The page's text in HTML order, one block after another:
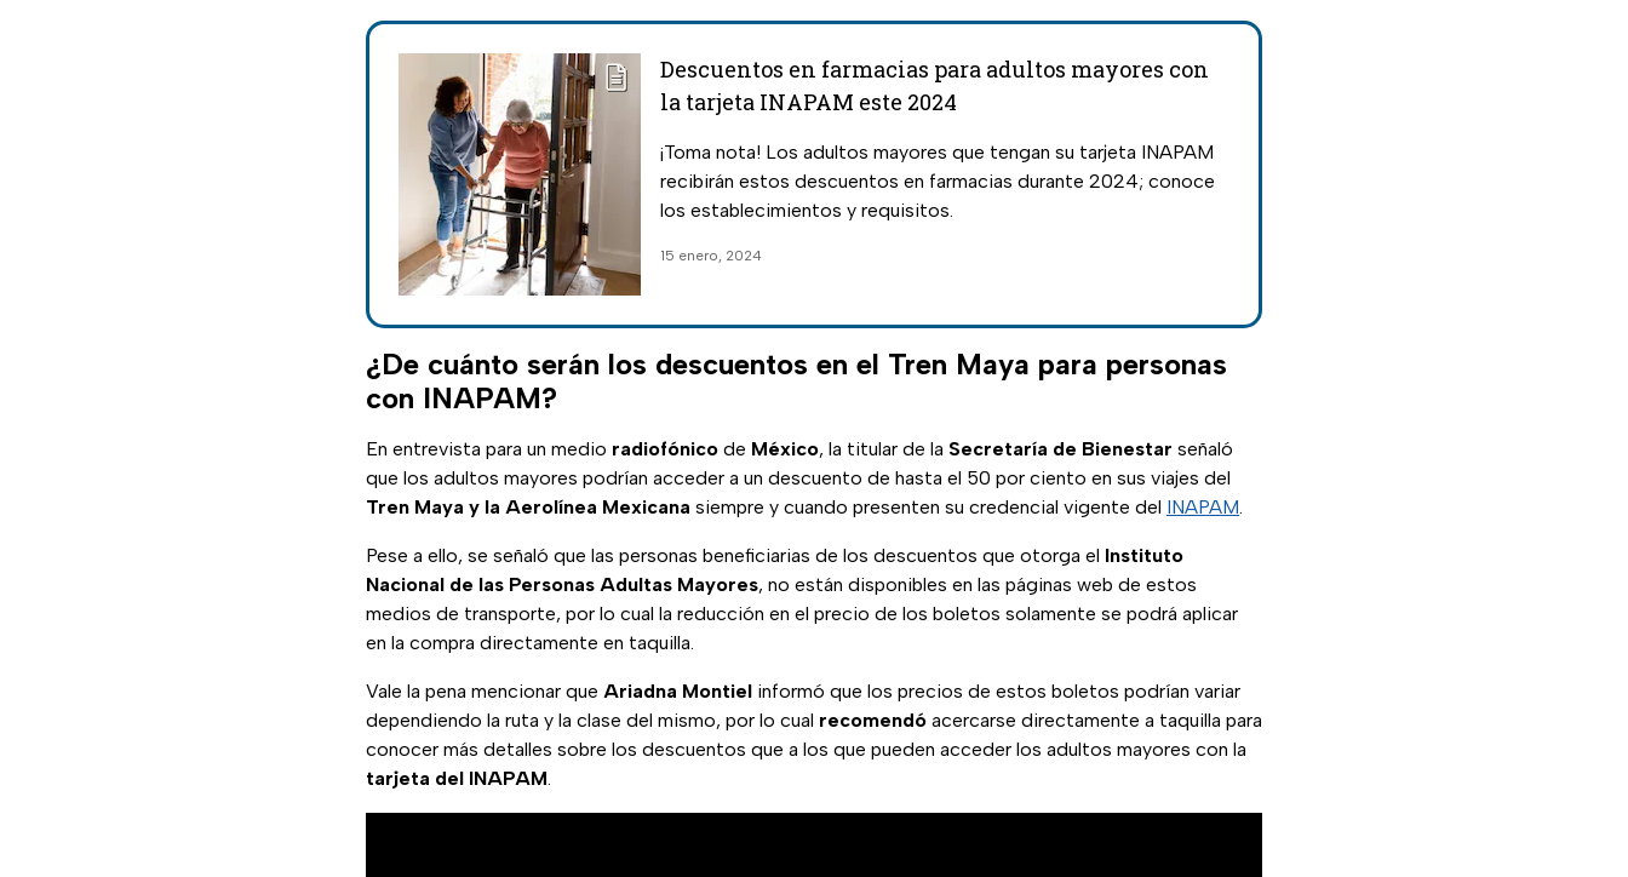
Descuentos en farmacias para adultos mayores con
la tarjeta INAPAM este 2024
¡Toma nota! Los adultos mayores que tengan su tarjeta INAPAM
recibirán estos descuentos en farmacias durante 2024; conoce
los establecimientos y requisitos.
15 enero, 2024
¿De cuánto serán los descuentos en el Tren Maya para personas
con INAPAM?
En entrevista para un medio radiofónico de México, la titular de la Secretaría de Bienestar señaló
que los adultos mayores podrían acceder a un descuento de hasta el 50 por ciento en sus viajes del
Tren Maya y la Aerolínea Mexicana siempre y cuando presenten su credencial vigente del INAPAM.
Pese a ello, se señaló que las personas beneficiarias de los descuentos que otorga el Instituto
Nacional de las Personas Adultas Mayores, no están disponibles en las páginas web de estos
medios de transporte, por lo cual la reducción en el precio de los boletos solamente se podrá aplicar
en la compra directamente en taquilla.
Vale la pena mencionar que Ariadna Montiel informó que los precios de estos boletos podrían variar
dependiendo la ruta y la clase del mismo, por lo cual recomendó acercarse directamente a taquilla para
conocer más detalles sobre los descuentos que a los que pueden acceder los adultos mayores con la
tarjeta del INAPAM.